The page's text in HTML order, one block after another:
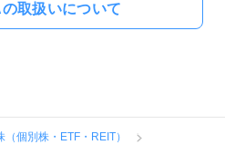
取扱いについて
（個別株・ETF・REIT）